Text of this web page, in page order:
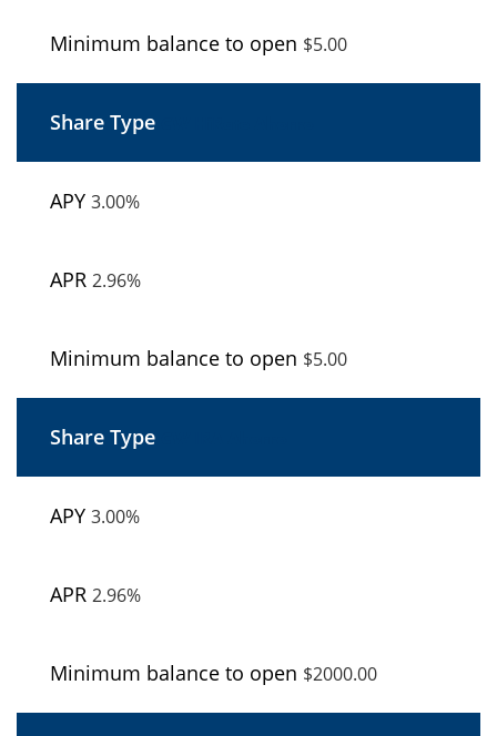
$5.00
3.00%
2.96%
$5.00
3.00%
2.96%
$2000.00